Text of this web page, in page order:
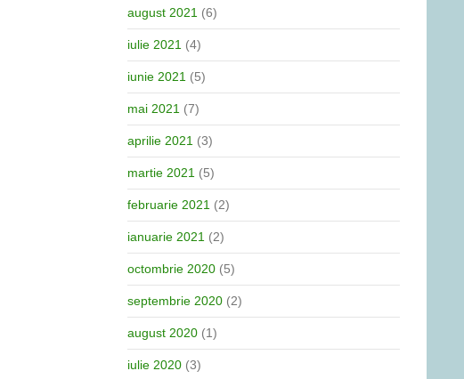
august 2021 (6)
iulie 2021 (4)
iunie 2021 (5)
mai 2021 (7)
aprilie 2021 (3)
martie 2021 (5)
februarie 2021 (2)
ianuarie 2021 (2)
octombrie 2020 (5)
septembrie 2020 (2)
august 2020 (1)
iulie 2020 (3)